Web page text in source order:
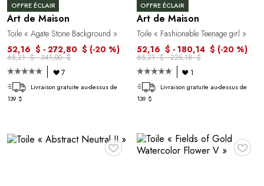
OFFRE ÉCLAIR
Art de Maison
Toile « Agate Stone Background »
52,16 $ - 272,80 $ (-20 %)
65,21 $ - 341,00 $
7
Livraison gratuite au-dessus de
139 $
OFFRE ÉCLAIR
Art de Maison
Toile « Fashionable Teenage girl »
52,16 $ - 180,14 $ (-20 %)
65,21 $ - 225,18 $
1
Livraison gratuite au-dessus de
139 $
♥ ♥